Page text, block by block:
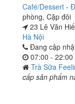
Café/Dessert -
phòng, Cặp đôi
23 Lê Văn
Hà Nội
Đang cập
07:00 - 22:00
Trà Sữa
cấp sản phẩm